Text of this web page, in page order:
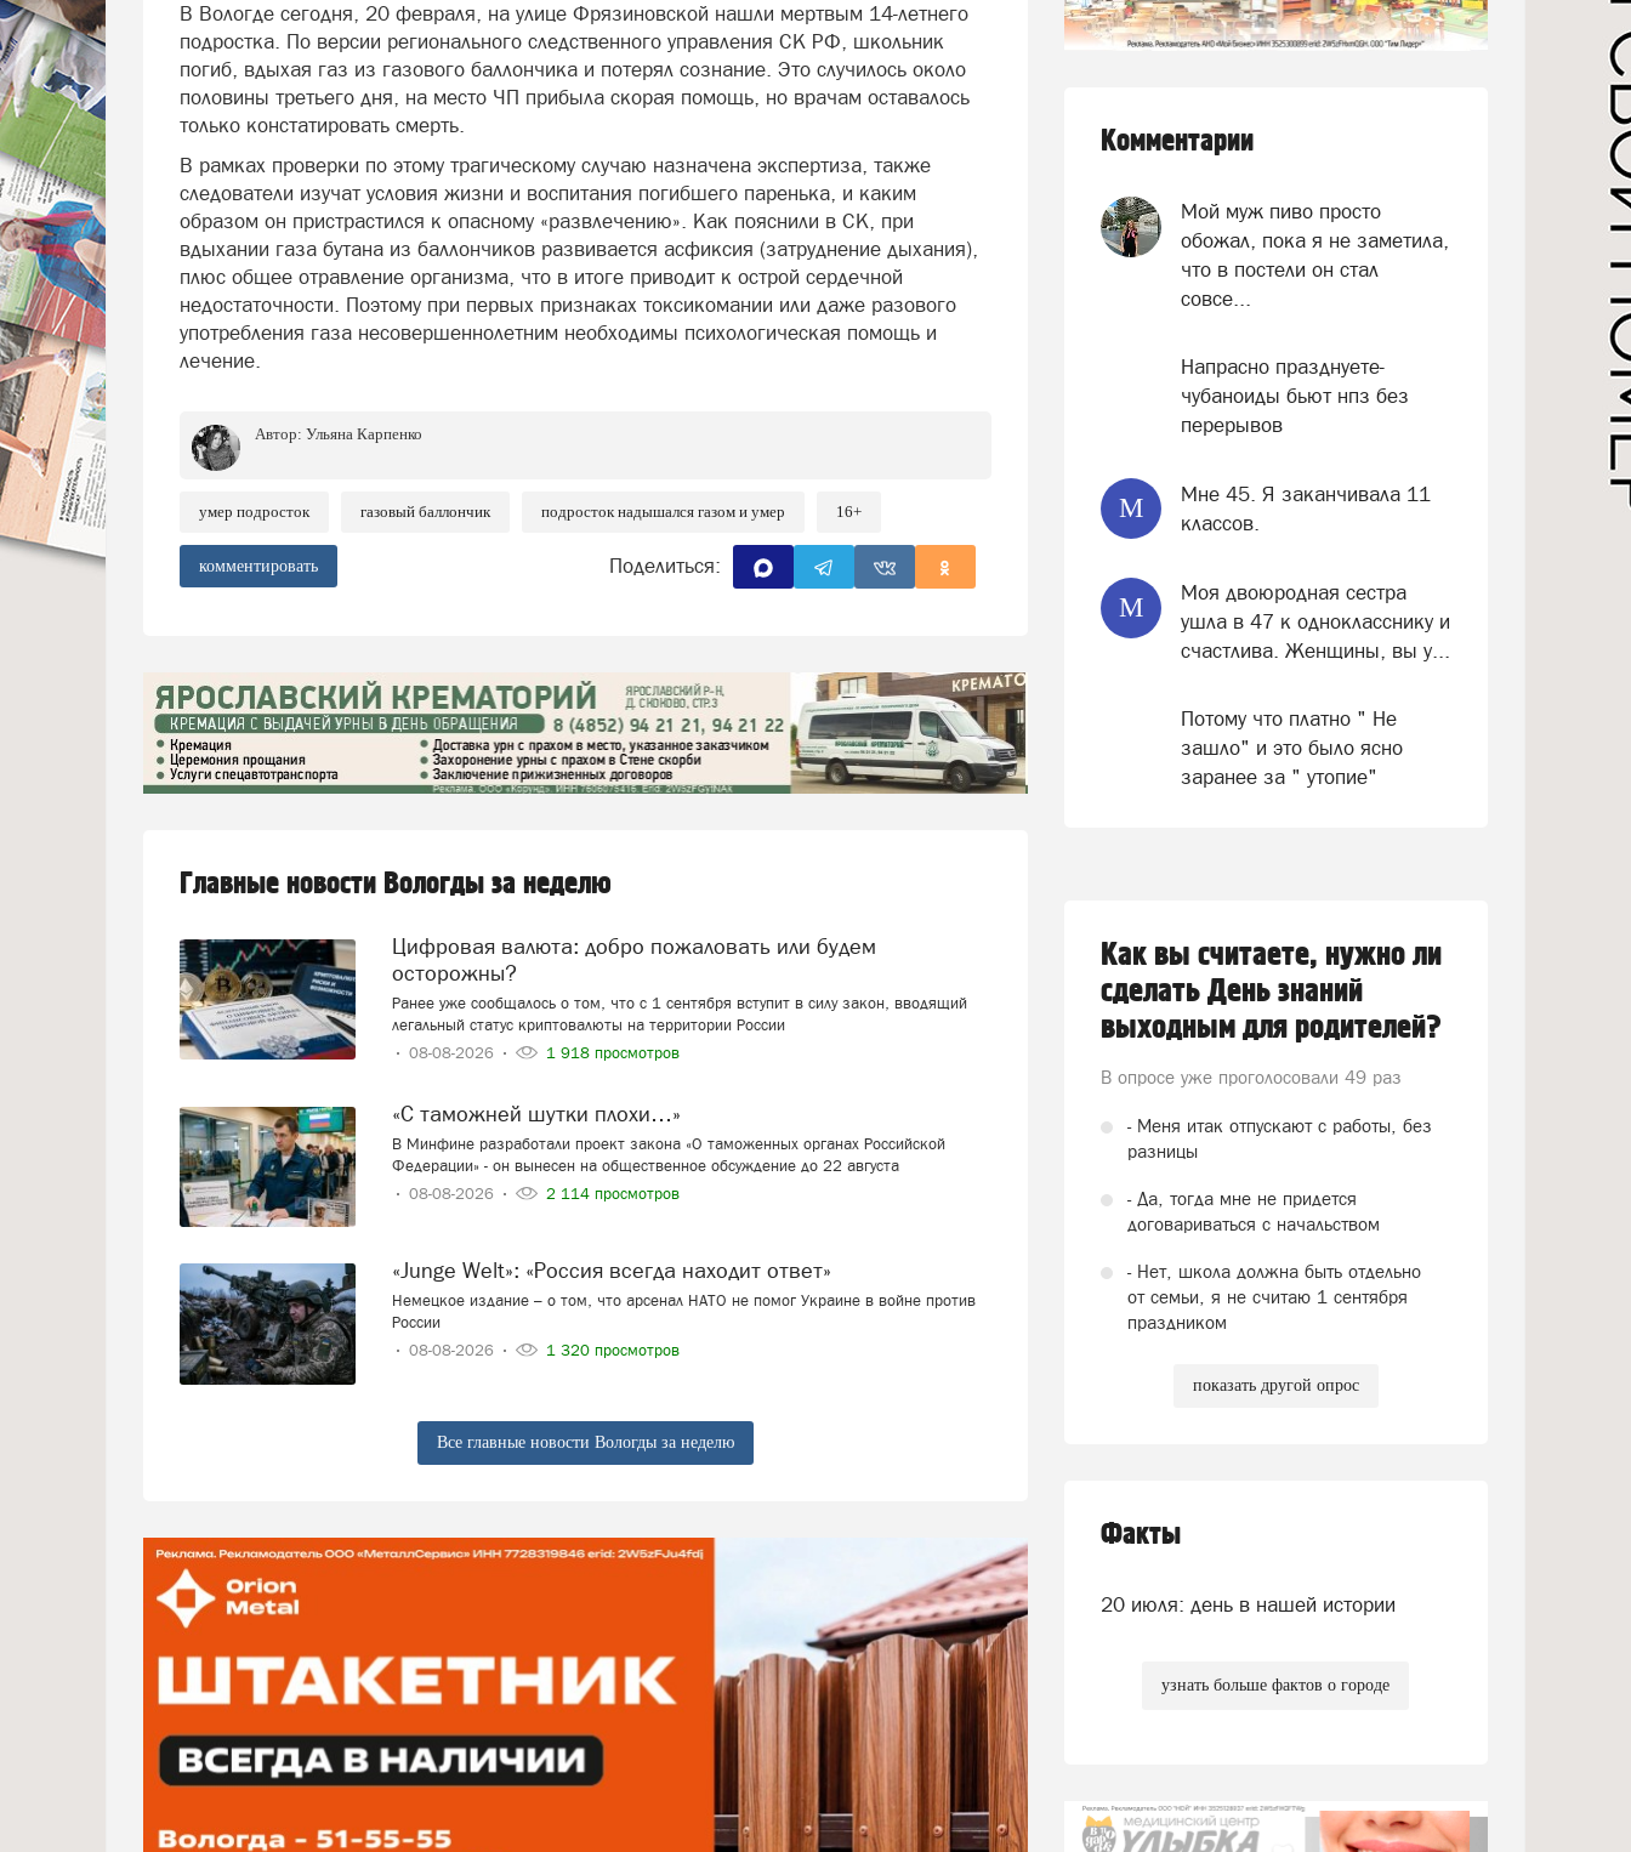
В Вологде сегодня, 20 февраля, на улице Фрязиновской нашли мертвым 14-летнего
подростка. По версии регионального следственного управления СК РФ, школьник
погиб, вдыхая газ из газового баллончика и потерял сознание. Это случилось около
половины третьего дня, на место ЧП прибыла скорая помощь, но врачам оставалось
только констатировать смерть.
В рамках проверки по этому трагическому случаю назначена экспертиза, также
следователи изучат условия жизни и воспитания погибшего паренька, и каким
образом он пристрастился к опасному «развлечению». Как пояснили в СК, при
вдыхании газа бутана из баллончиков развивается асфиксия (затруднение дыхания),
плюс общее отравление организма, что в итоге приводит к острой сердечной
недостаточности. Поэтому при первых признаках токсикомании или даже разового
употребления газа несовершеннолетним необходимы психологическая помощь и
лечение.
Автор: Ульяна Карпенко
умер подросток газовый баллончик подросток надышался газом и умер 16+
комментировать Поделиться:
Главные новости Вологды за неделю
Цифровая валюта: добро пожаловать или будем
осторожны?
Ранее уже сообщалось о том, что с 1 сентября вступит в силу закон, вводящий
легальный статус криптовалюты на территории России
08-08-2026
1 918 просмотров
«С таможней шутки плохи…»
В Минфине разработали проект закона «О таможенных органах Российской
Федерации» - он вынесен на общественное обсуждение до 22 августа
08-08-2026
2 114 просмотров
«Junge Welt»: «Россия всегда находит ответ»
Немецкое издание – о том, что арсенал НАТО не помог Украине в войне против
России
08-08-2026
1 320 просмотров
Все главные новости Вологды за неделю
Комментарии
Мой муж пиво просто
обожал, пока я не заметила,
что в постели он стал
совсе...
Напрасно празднуете-
чубаноиды бьют нпз без
перерывов
М
Мне 45. Я заканчивала 11
классов.
М
Моя двоюродная сестра
ушла в 47 к однокласснику и
счастлива. Женщины, вы у...
Потому что платно " Не
зашло" и это было ясно
заранее за " утопие"
Как вы считаете, нужно ли
сделать День знаний
выходным для родителей?
В опросе уже проголосовали 49 раз
- Меня итак отпускают с работы, без
разницы
- Да, тогда мне не придется
договариваться с начальством
- Нет, школа должна быть отдельно
от семьи, я не считаю 1 сентября
праздником
показать другой опрос
Факты
20 июля: день в нашей истории
узнать больше фактов о городе